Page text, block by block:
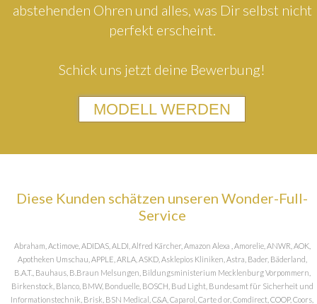
abstehenden Ohren und alles, was Dir selbst nicht
perfekt erscheint.
Schick uns jetzt deine Bewerbung!
MODELL WERDEN
Diese Kunden schätzen unseren Wonder-Full-
Service
Abraham, Actimove, ADIDAS, ALDI, Alfred Kärcher, Amazon Alexa , Amorelie, ANWR, AOK,
Apotheken Umschau, APPLE, ARLA, ASKD, Asklepios Kliniken, Astra, Bader, Bäderland,
B.A.T., Bauhaus, B.Braun Melsungen, Bildungsministerium Mecklenburg Vorpommern,
Birkenstock, Blanco, BMW, Bonduelle, BOSCH, Bud Light, Bundesamt für Sicherheit und
Informationstechnik, Brisk, BSN Medical, C&A, Caparol, Carte d or, Comdirect, COOP, Coors,